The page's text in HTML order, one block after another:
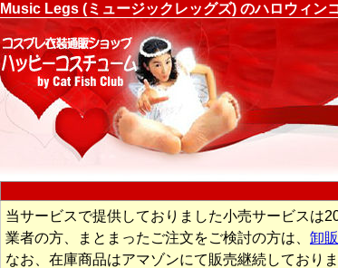
Music Legs (ミュージックレッグズ) のハロウィン
当サービスで提供しておりました小売サービスは
業者の方、まとまったご注文をご検討の方は、 卸
なお、在庫商品はアマゾンにて販売継続しておりま